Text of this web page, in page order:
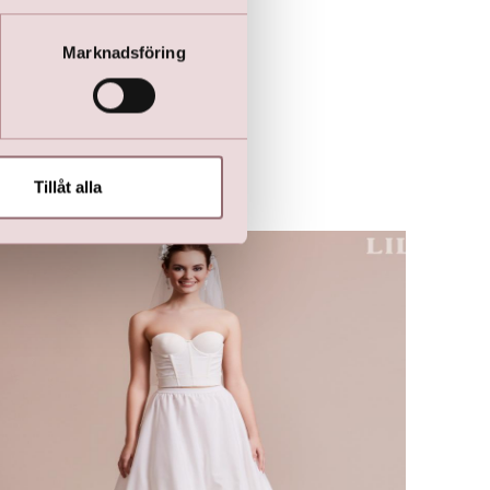
Marknadsföring
Tillåt alla